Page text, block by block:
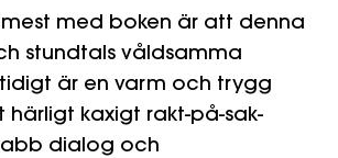
med boken är att denna
stundtals våldsamma
är en varm och trygg
härligt kaxigt rakt-på-sak-
dialog och